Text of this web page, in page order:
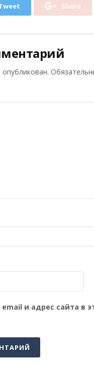
Share
и адрес сайта в